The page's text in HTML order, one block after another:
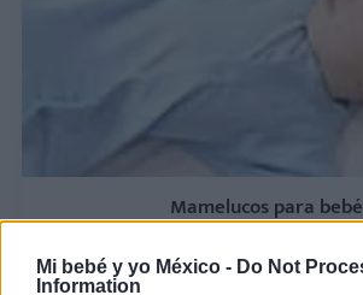
Mi bebé y yo México - Do Not
Information
Mamelucos para